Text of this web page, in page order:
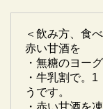
＜飲み方、食
赤い甘酒を
・無糖のヨー
・牛乳割で。
うです。